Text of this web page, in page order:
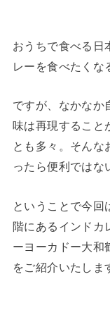
おうちで食べる日
レーを食べたくな
ですが、なかなか
味は再現すること
とも多々。そんな
ったら便利ではな
ということで今回
階にあるインドカ
ーヨーカドー大和
をご紹介いたしま